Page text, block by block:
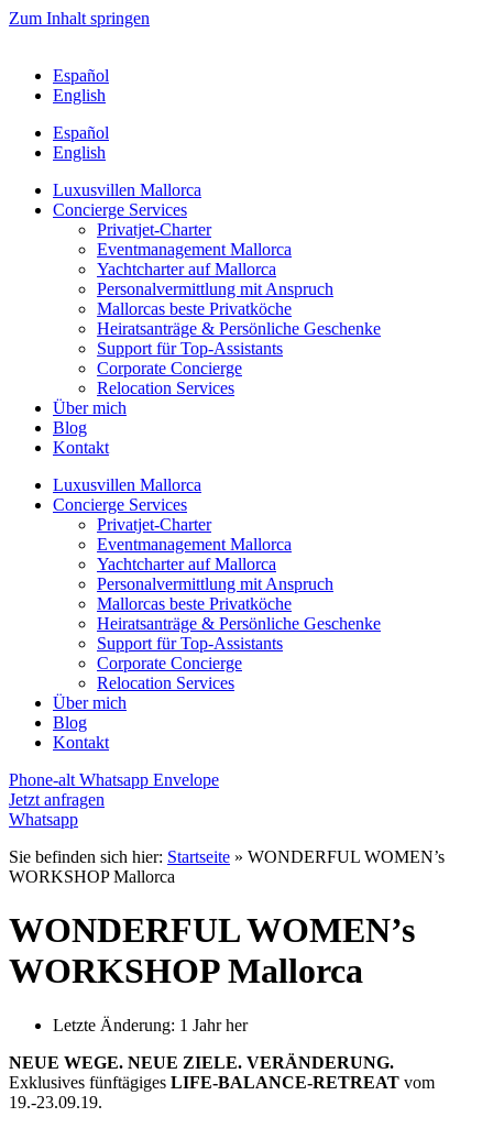
Zum Inhalt springen
Español
English
Español
English
Luxusvillen Mallorca
Concierge Services
Privatjet-Charter
Eventmanagement Mallorca
Yachtcharter auf Mallorca
Personalvermittlung mit Anspruch
Mallorcas beste Privatköche
Heiratsanträge & Persönliche Geschenke
Support für Top-Assistants
Corporate Concierge
Relocation Services
Über mich
Blog
Kontakt
Luxusvillen Mallorca
Concierge Services
Privatjet-Charter
Eventmanagement Mallorca
Yachtcharter auf Mallorca
Personalvermittlung mit Anspruch
Mallorcas beste Privatköche
Heiratsanträge & Persönliche Geschenke
Support für Top-Assistants
Corporate Concierge
Relocation Services
Über mich
Blog
Kontakt
Phone-alt Whatsapp Envelope
Jetzt anfragen
Whatsapp
Sie befinden sich hier: Startseite » WONDERFUL WOMEN’s
WORKSHOP Mallorca
WONDERFUL WOMEN’s
WORKSHOP Mallorca
Letzte Änderung: 1 Jahr her
NEUE WEGE. NEUE ZIELE. VERÄNDERUNG.
Exklusives fünftägiges LIFE-BALANCE-RETREAT vom
19.-23.09.19.